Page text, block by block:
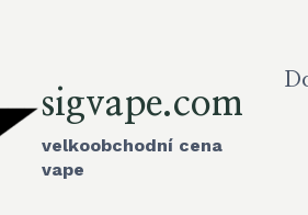
sigvape.com
velkoobchodní cena
vape